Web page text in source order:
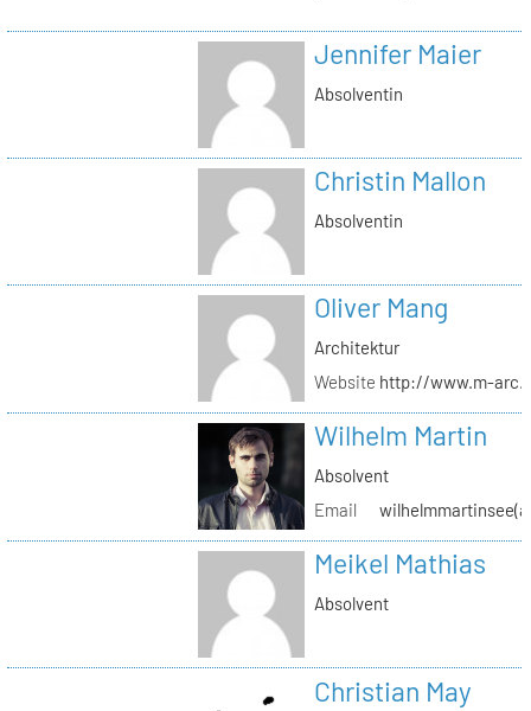
Jennifer Maier
Absolventin
Christin Mallon
Absolventin
Oliver Mang
Architektur
Website http://www.m-
Wilhelm Martin
Absolvent
Email
Meikel Mathias
Absolvent
Christian May